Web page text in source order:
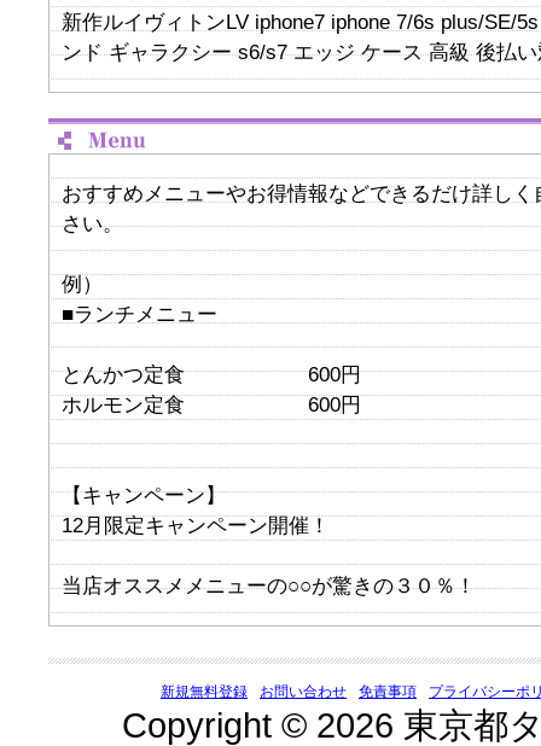
新作ルイヴィトンLV iphone7 iphone 7/6s plus/SE/
ンド ギャラクシー s6/s7 エッジ ケース 高級 後払
おすすめメニューやお得情報などできるだけ詳し
さい。
例）
■ランチメニュー
とんかつ定食 600円
ホルモン定食 600円
【キャンペーン】
12月限定キャンペーン開催！
当店オススメメニューの○○が驚きの３０％！
新規無料登録 お問い合わせ 免責事項 プライバシーポ
Copyright © 2026 東京都